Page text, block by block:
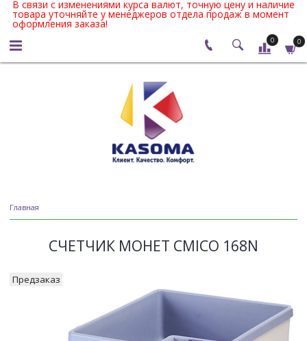
В связи с изменениями курса валют, точную цену и наличие
товара уточняйте у менеджеров отдела продаж в момент
оформления заказа!
0 0
Главная
СЧЕТЧИК МОНЕТ CMICO 168N
Предзаказ